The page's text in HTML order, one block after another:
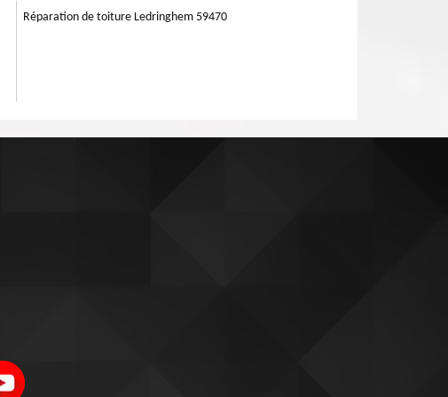
Réparation de toiture Ledringhem 59470